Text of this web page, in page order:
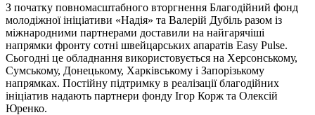
З початку повномасштабного вторгнення Благодійний фонд
молодіжної ініціативи «Надія» та Валерій Дубіль разом із
міжнародними партнерами доставили на найгарячіші
напрямки фронту сотні швейцарських апаратів Easy Pulse.
Сьогодні це обладнання використовується на Херсонському,
Сумському, Донецькому, Харківському і Запорізькому
напрямках. Постійну підтримку в реалізації благодійних
ініціатив надають партнери фонду Ігор Корж та Олексій
Юренко.